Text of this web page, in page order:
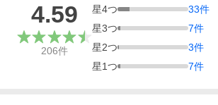
4.59
206件
星4つ 33件
星3つ 7件
星2つ 3件
星1つ 7件